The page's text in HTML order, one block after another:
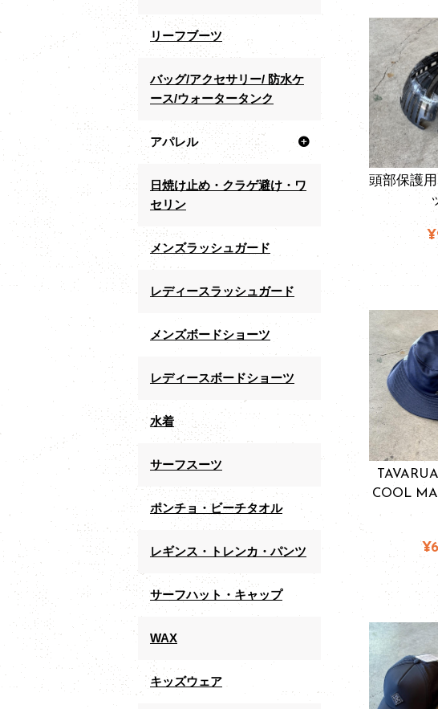
頭部保護
COOL
リーフブーツ
バッグ/アクセサリー/ 防水ケ
ース/ウォータータンク
アパレル
日焼け止め・クラゲ避け・ワ
セリン
メンズラッシュガード
レディースラッシュガード
メンズボードショーツ
レディースボードショーツ
水着
サーフスーツ
ポンチョ・ビーチタオル
レギンス・トレンカ・パンツ
サーフハット・キャップ
WAX
キッズウェア